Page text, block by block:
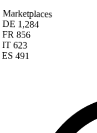
Marketplaces
DE 1,284
FR 856
IT 623
ES 491